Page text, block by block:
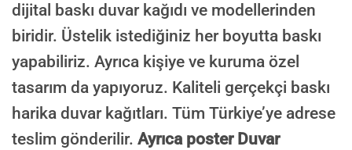
dijital baskı duvar kağıdı ve modellerinden
biridir. Üstelik istediğiniz her boyutta baskı
yapabiliriz. Ayrıca kişiye ve kuruma özel
tasarım da yapıyoruz. Kaliteli gerçekçi baskı
harika duvar kağıtları. Tüm Türkiye’ye adrese
teslim gönderilir. Ayrıca poster Duvar